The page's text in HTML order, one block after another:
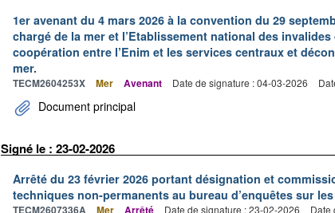
1er avenant du 4 mars 2026 à la convention du 29
chargé de la mer et l’Etablissement national des
coopération entre l’Enim et les services centraux et
mer.
TECM2604253X Mer Avenant Date de signature : 04-03-2026
Document principal
Signé le : 23-02-2026
Arrêté du 23 février 2026 portant désignation et
techniques non-permanents au bureau d’enquêtes sur
TECM2607336A Mer Arrêté Date de signature : 23-02-2026 Date